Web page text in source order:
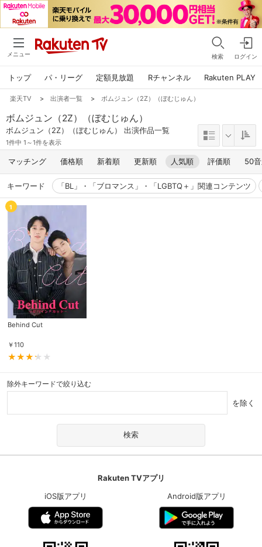
メニュー 検索 ログイン
トップ パ・リーグ 定額見放題 Rチャンネル Rakuten PLAY
楽天TV > 出演者一覧 > ボムジュン（2Z）（ぼむじゅん）
ボムジュン（2Z）（ぼむじゅん）
ボムジュン（2Z）（ぼむじゅん） 出演作品一覧
1件中 1～1件を表示
マッチング 価格順 新着順 更新順 人気順 評価順 50
キーワード 「BL」・「ブロマンス」・「LGBTQ＋」関連コンテンツ
1
Behind Cut
￥110
除外キーワードで絞り込む
を除く
Rakuten TVアプリ
iOS版アプリ
Android版アプリ